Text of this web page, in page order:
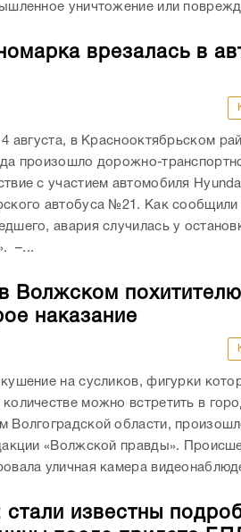
уничтожение или
врезалась в
августа, в Краснооктябрьском
произошло дорожно-
с участием автомобиля
автобуса №21. Как
авария случилась у
–...
Волжском похитителю
наказание
на сусликов, фигурки
можно встретить в
Волгоградской области,
«Волжской правды».
уличная камера
стали известны